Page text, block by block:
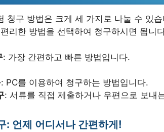
청구 방법은 크게 세 가지로 나눌 수 있
리한 방법을 선택하여 청구하시면 됩니
: 가장 간편하고 빠른 방법입니다.
: PC를 이용하여 청구하는 방법입니다.
: 서류를 직접 제출하거나 우편으로 보내
: 언제 어디서나 간편하게!